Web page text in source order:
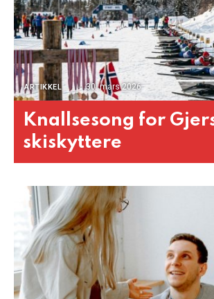
ARTIKKEL 30. mars 2026
Knallsesong for
skiskyttere